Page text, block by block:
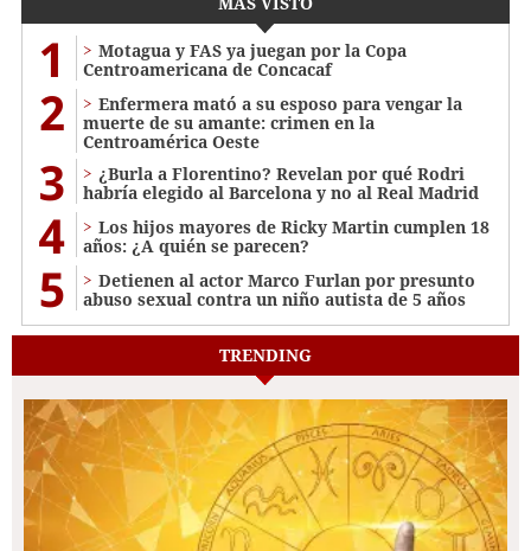
1
Motagua y FAS ya juegan por la Copa
Centroamericana de Concacaf
2
Enfermera mató a su esposo para vengar la
muerte de su amante: crimen en la
Centroamérica Oeste
3
¿Burla a Florentino? Revelan por qué Rodri
habría elegido al Barcelona y no al Real Madrid
4
Los hijos mayores de Ricky Martin cumplen 18
años: ¿A quién se parecen?
5
Detienen al actor Marco Furlan por presunto
abuso sexual contra un niño autista de 5 años
TRENDING